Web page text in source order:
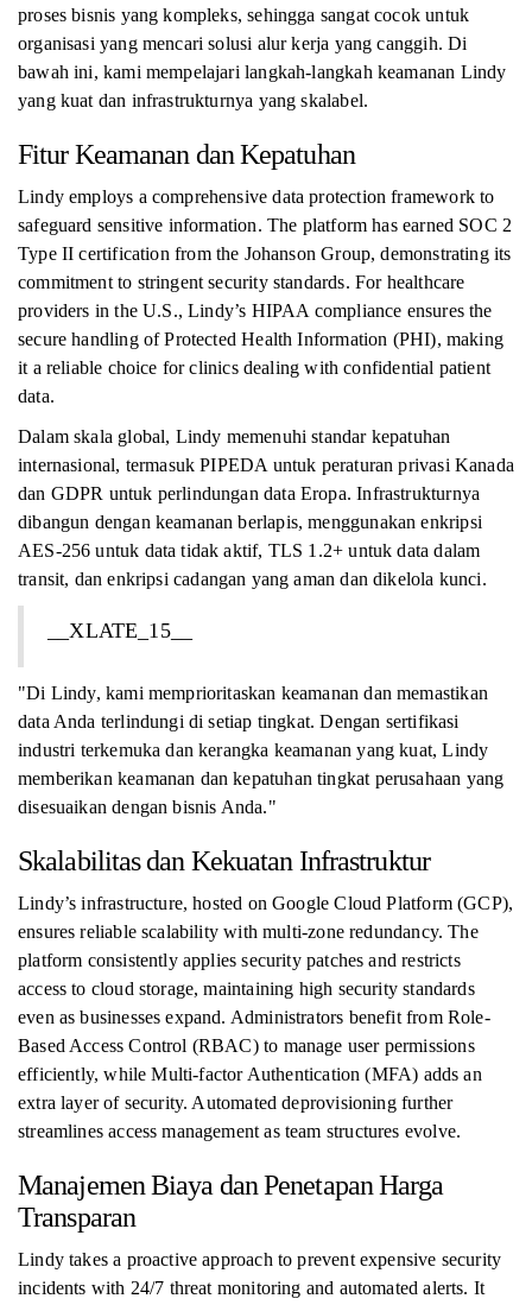
proses bisnis yang kompleks, sehingga sangat cocok untuk
organisasi yang mencari solusi alur kerja yang canggih. Di
bawah ini, kami mempelajari langkah-langkah keamanan Lindy
yang kuat dan infrastrukturnya yang skalabel.
Fitur Keamanan dan Kepatuhan
Lindy employs a comprehensive data protection framework to
safeguard sensitive information. The platform has earned SOC 2
Type II certification from the Johanson Group, demonstrating its
commitment to stringent security standards. For healthcare
providers in the U.S., Lindy’s HIPAA compliance ensures the
secure handling of Protected Health Information (PHI), making
it a reliable choice for clinics dealing with confidential patient
data.
Dalam skala global, Lindy memenuhi standar kepatuhan
internasional, termasuk PIPEDA untuk peraturan privasi Kanada
dan GDPR untuk perlindungan data Eropa. Infrastrukturnya
dibangun dengan keamanan berlapis, menggunakan enkripsi
AES-256 untuk data tidak aktif, TLS 1.2+ untuk data dalam
transit, dan enkripsi cadangan yang aman dan dikelola kunci.
__XLATE_15__
"Di Lindy, kami memprioritaskan keamanan dan memastikan
data Anda terlindungi di setiap tingkat. Dengan sertifikasi
industri terkemuka dan kerangka keamanan yang kuat, Lindy
memberikan keamanan dan kepatuhan tingkat perusahaan yang
disesuaikan dengan bisnis Anda."
Skalabilitas dan Kekuatan Infrastruktur
Lindy’s infrastructure, hosted on Google Cloud Platform (GCP),
ensures reliable scalability with multi-zone redundancy. The
platform consistently applies security patches and restricts
access to cloud storage, maintaining high security standards
even as businesses expand. Administrators benefit from Role-
Based Access Control (RBAC) to manage user permissions
efficiently, while Multi-factor Authentication (MFA) adds an
extra layer of security. Automated deprovisioning further
streamlines access management as team structures evolve.
Manajemen Biaya dan Penetapan Harga
Transparan
Lindy takes a proactive approach to prevent expensive security
incidents with 24/7 threat monitoring and automated alerts. It